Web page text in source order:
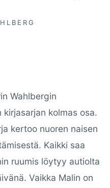
Wahlbergin
kolmas osa.
kertoo nuoren naisen
Kaikki saa
ruumis löytyy autiolta
Vaikka Malin on